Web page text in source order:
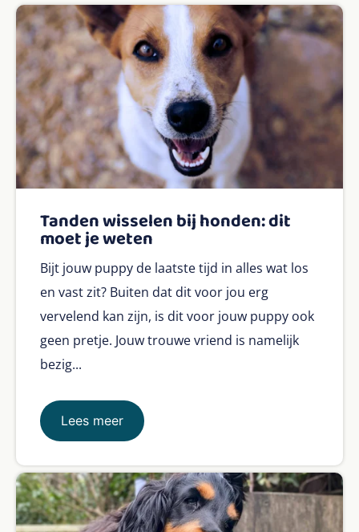
Tanden wisselen bij honden: dit
moet je weten
Bijt jouw puppy de laatste tijd in alles wat los
en vast zit? Buiten dat dit voor jou erg
vervelend kan zijn, is dit voor jouw puppy ook
geen pretje. Jouw trouwe vriend is namelijk
bezig...
Lees meer